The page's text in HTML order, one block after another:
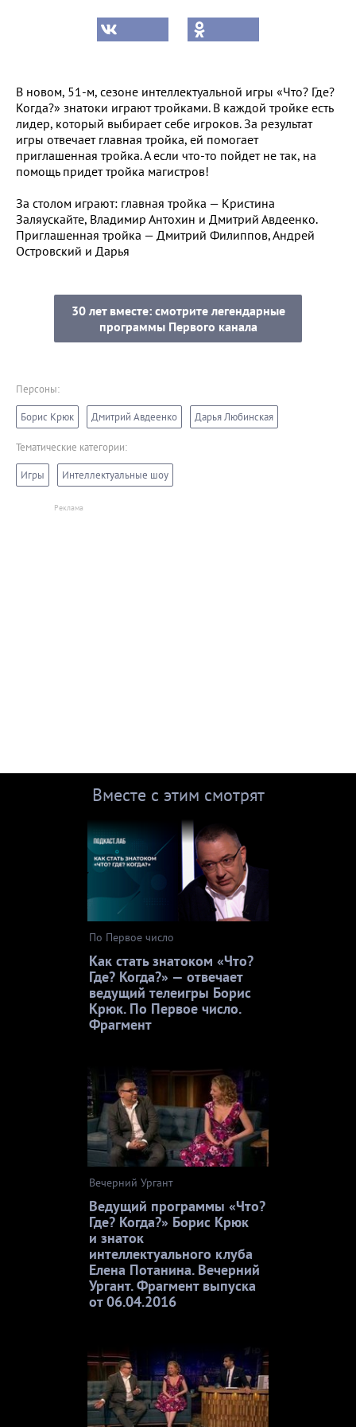
В новом, 51-м, сезоне интеллектуальной игры «Что? Где?
Когда?» знатоки играют тройками. В каждой тройке есть
лидер, который выбирает себе игроков. За результат
игры отвечает главная тройка, ей помогает
приглашенная тройка. А если что-то пойдет не так, на
помощь придет тройка магистров!
За столом играют: главная тройка — Кристина
Заляускайте, Владимир Антохин и Дмитрий Авдеенко.
Приглашенная тройка — Дмитрий Филиппов, Андрей
Островский и Дарья
30 лет вместе: смотрите легендарные
программы Первого канала
Персоны:
Борис Крюк Дмитрий Авдеенко Дарья Любинская
Тематические категории:
Игры Интеллектуальные шоу
Вместе с этим смотрят
По Первое число
Как стать знатоком «Что?
Где? Когда?» — отвечает
ведущий телеигры Борис
Крюк. По Первое число.
Фрагмент
Вечерний Ургант
Ведущий программы «Что?
Где? Когда?» Борис Крюк
и знаток
интеллектуального клуба
Елена Потанина. Вечерний
Ургант. Фрагмент выпуска
от 06.04.2016